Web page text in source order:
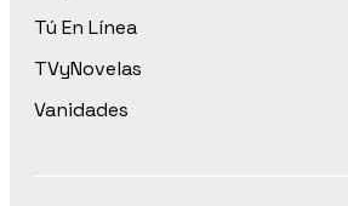
Tú En Línea
TVyNovelas
Vanidades